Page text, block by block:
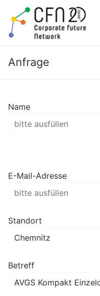
Inhalt
springen
Anfrage
Name
E-Mail-Adresse
Standort
Betreff